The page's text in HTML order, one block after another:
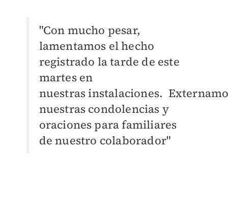
"Con mucho pesar,
lamentamos el hecho
registrado la tarde de este
martes en
nuestrasinstalaciones.
nuestras condolencias y
oraciones para familiares
de nuestro colaborador"